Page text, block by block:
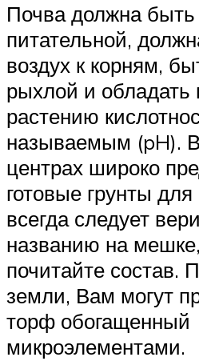
Почва должна
питательной,
воздух к корням,
рыхлой и обладать
растению
называемым (pH).
центрах широко
готовые грунты
всегда следует
названию на
почитайте состав.
земли, Вам могут
торф обогащенный
микроэлементами.